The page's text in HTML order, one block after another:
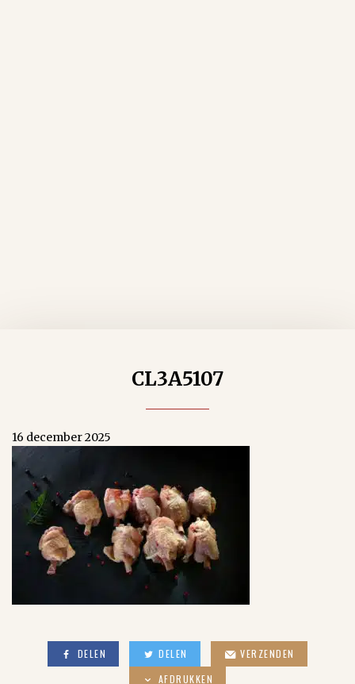
CL3A5107
16 december 2025
DELEN DELEN
VERZENDEN
AFDRUKKEN